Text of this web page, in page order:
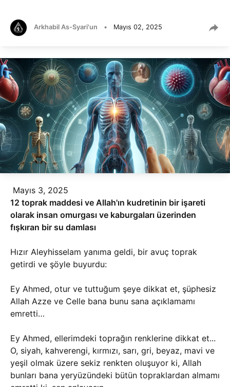
Arkhabil As-Syari'un • Mayıs 02, 2025
Mayıs 3, 2025
12 toprak maddesi ve Allah'ın kudretinin bir işareti
olarak insan omurgası ve kaburgaları üzerinden
fışkıran bir su damlası
Hızır Aleyhisselam yanıma geldi, bir avuç toprak
getirdi ve şöyle buyurdu:
Ey Ahmed, otur ve tuttuğum şeye dikkat et, şüphesiz
Allah Azze ve Celle bana bunu sana açıklamamı
emretti…
Ey Ahmed, ellerimdeki toprağın renklerine dikkat et...
O, siyah, kahverengi, kırmızı, sarı, gri, beyaz, mavi ve
yeşil olmak üzere sekiz renkten oluşuyor ki, Allah
bunları bana yeryüzündeki bütün topraklardan almamı